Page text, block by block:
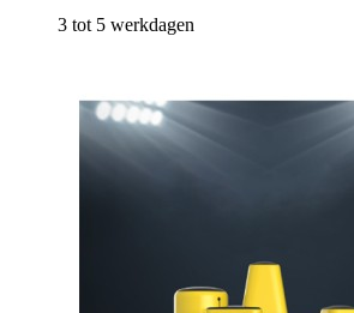
3 tot 5 werkdagen